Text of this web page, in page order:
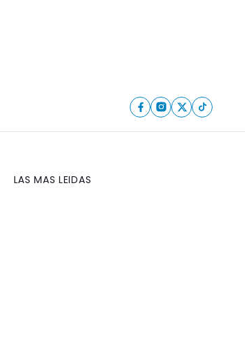
LAS MAS LEIDAS